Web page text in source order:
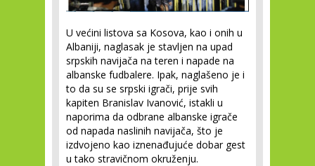
U većini listova sa Kosova, kao i onih u
Albaniji, naglasak je stavljen na upad
srpskih navijača na teren i napade na
albanske fudbalere. Ipak, naglašeno je i
to da su se srpski igrači, prije svih
kapiten Branislav Ivanović, istakli u
naporima da odbrane albanske igrače
od napada naslinih navijača, što je
izdvojeno kao iznenađujuće dobar gest
u tako stravičnom okruženju.